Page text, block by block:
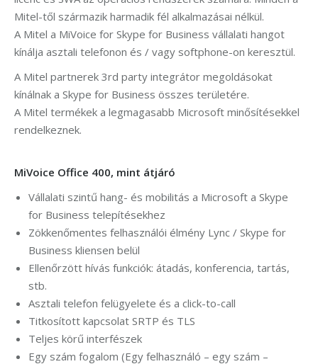
Mitel-től származik harmadik fél alkalmazásai nélkül.
A Mitel a MiVoice for Skype for Business vállalati hangot
kínálja asztali telefonon és / vagy softphone-on keresztül.
A Mitel partnerek 3rd party integrátor megoldásokat
kínálnak a Skype for Business összes területére.
A Mitel termékek a legmagasabb Microsoft minősítésekkel
rendelkeznek.
MiVoice Office 400, mint átjáró
Vállalati szintű hang- és mobilitás a Microsoft a Skype
for Business telepítésekhez
Zökkenőmentes felhasználói élmény Lync / Skype for
Business kliensen belül
Ellenőrzött hívás funkciók: átadás, konferencia, tartás,
stb.
Asztali telefon felügyelete és a click-to-call
Titkosított kapcsolat SRTP és TLS
Teljes körű interfészek
Egy szám fogalom (Egy felhasználó – egy szám –